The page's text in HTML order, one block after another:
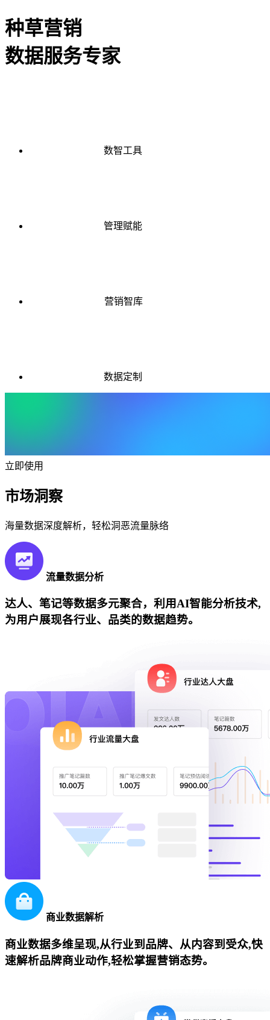
种草营销
数据服务专家
数智工具
管理赋能
营销智库
数据定制
立即使用
市场洞察
海量数据深度解析，轻松洞恶流量脉络
流量数据分析
达人、笔记等数据多元聚合，利用AI智能分析技术,
为用户展现各行业、品类的数据趋势。
商业数据解析
商业数据多维呈现,从行业到品牌、从内容到受众,快
速解析品牌商业动作,轻松掌握营销态势。